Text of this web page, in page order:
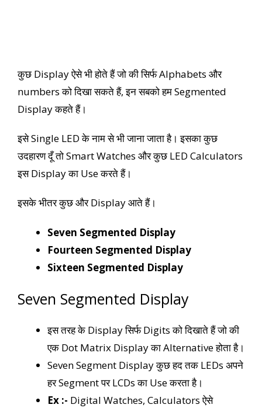
कुछ Display ऐसे भी होते हैं जो की सिर्फ Alphabets और
numbers को दिखा सकते हैं, इन सबको हम Segmented
Display कहते हैं।
इसे Single LED के नाम से भी जाना जाता है। इसका कुछ
उदहारण दूँ तो Smart Watches और कुछ LED Calculators
इस Display का Use करते हैं।
इसके भीतर कुछ और Display आते हैं।
Seven Segmented Display
Fourteen Segmented Display
Sixteen Segmented Display
Seven Segmented Display
इस तरह के Display सिर्फ Digits को दिखाते हैं जो की
एक Dot Matrix Display का Alternative होता है।
Seven Segment Display कुछ हद तक LEDs अपने
हर Segment पर LCDs का Use करता है।
Ex :- Digital Watches, Calculators ऐसे